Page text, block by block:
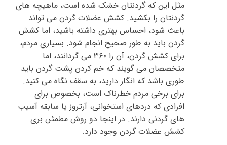
مثل این که گردنتان خشک شده است، ماهیچه های
گردنتان را بکشید. کشش عضلات گردن می تواند
باعث شود، احساس بهتری داشته باشید، اما کشش
گردن باید به طور صحیح انجام شود. بسیاری مردم،
برای کشش گردن، آن را ۳۶۰ می گردانند، اما
متخصصان می گویند که خم کردن پشت گردن باید
طوری باشد که انگار دارید، به سقف نگاه می کنید.
برای برخی مردم خطرناک است، بخصوص برای
افرادی که دردهای استخوانی، آرتروز یا سابقه آسیب
های گردنی دارند. در اینجا دو روش مطمئن بری
کشش عضلات گردن وجود دارد.